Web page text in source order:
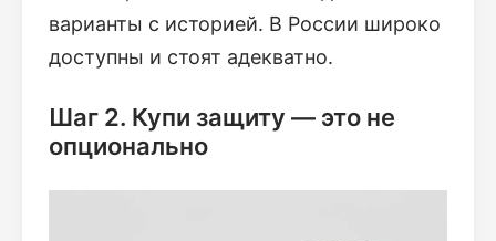
варианты с историей. В России широко
доступны и стоят адекватно.
Шаг 2. Купи защиту — это не
опционально